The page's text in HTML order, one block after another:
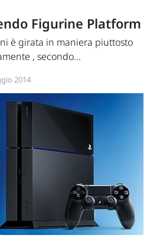
Figurine Platform
è girata in maniera piuttosto
, secondo...
2014